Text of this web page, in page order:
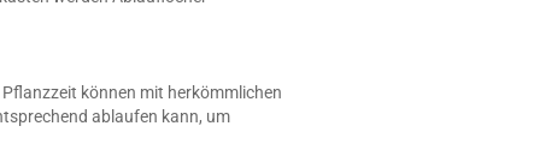
können mit herkömmlichen
ablaufen kann, um